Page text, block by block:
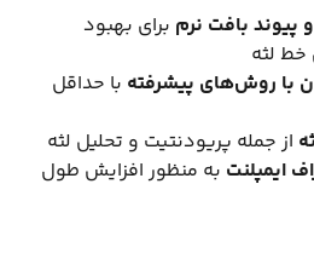
پیوند بافت نرم برای بهبود
خط لثه
با روش‌های پیشرفته با حداقل
از جمله پریودنتیت و تحلیل لثه
ایمپلنت به منظور افزایش طول